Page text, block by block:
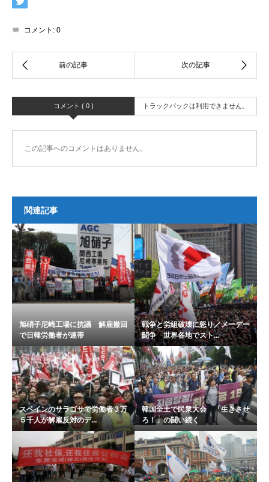
コメント: 0
コメント ( 0 ) トラックバックは利用できません。
この記事へのコメントはありません。
関連記事
旭硝子尼崎工場に抗議 解雇撤回
で日韓労働者が連帯
戦争と労組破壊に怒り／メーデー
闘争 世界各地でスト...
スペインのサラゴサで労働者３万
５千人が解雇反対のデ...
韓国全土で民衆大会 「生きさせ
ろ！」の闘い続く